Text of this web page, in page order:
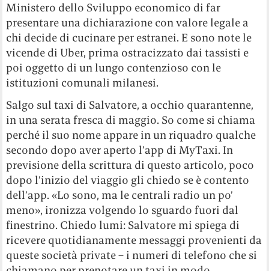
Ministero dello Sviluppo economico di far
presentare una dichiarazione con valore legale a
chi decide di cucinare per estranei. E sono note le
vicende di Uber, prima ostracizzato dai tassisti e
poi oggetto di un lungo contenzioso con le
istituzioni comunali milanesi.
Salgo sul taxi di Salvatore, a occhio quarantenne,
in una serata fresca di maggio. So come si chiama
perché il suo nome appare in un riquadro qualche
secondo dopo aver aperto l’app di MyTaxi. In
previsione della scrittura di questo articolo, poco
dopo l’inizio del viaggio gli chiedo se è contento
dell’app. «Lo sono, ma le centrali radio un po’
meno», ironizza volgendo lo sguardo fuori dal
finestrino. Chiedo lumi: Salvatore mi spiega di
ricevere quotidianamente messaggi provenienti da
queste società private – i numeri di telefono che si